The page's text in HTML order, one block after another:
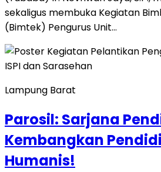
sekaligus membuka Kegiatan
(Bimtek) Pengurus Unit…
Lampung Barat
Parosil: Sarjana
Kembangkan
Humanis!